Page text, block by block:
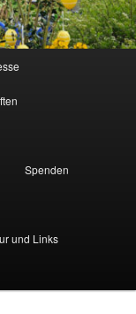
Spenden
und Links